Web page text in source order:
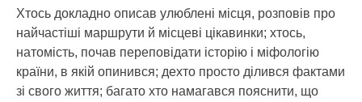
Хтось докладно описав улюблені місця, розповів про
найчастіші маршрути й місцеві цікавинки; хтось,
натомість, почав переповідати історію і міфологію
країни, в якій опинився; дехто просто ділився фактами
зі свого життя; багато хто намагався пояснити, що